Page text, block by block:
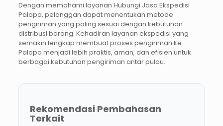
Dengan memahami layanan Hubungi Jasa Ekspedisi
Palopo, pelanggan dapat menentukan metode
pengiriman yang paling sesuai dengan kebutuhan
distribusi barang. Kehadiran layanan ekspedisi yang
semakin lengkap membuat proses pengiriman ke
Palopo menjadi lebih praktis, aman, dan efisien untuk
berbagai kebutuhan pengiriman antar pulau.
Rekomendasi Pembahasan
Terkait